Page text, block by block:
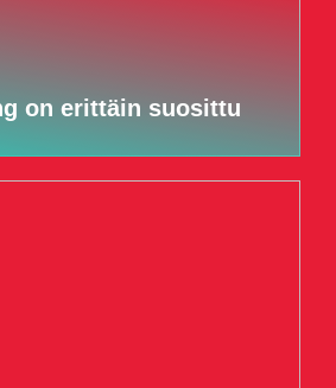
on erittäin suosittu